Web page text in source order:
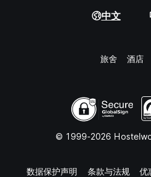
中文
旅舍 酒店
© 1999-2026
数据保护声明 条款与法规 优